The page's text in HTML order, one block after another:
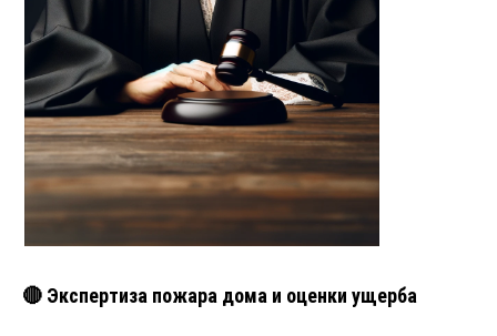
🔴 Экспертиза пожара дома и оценки ущерба